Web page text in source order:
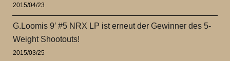
2015/04/23
G.Loomis 9′ #5 NRX LP ist erneut der Gewinner des 5-
Weight Shootouts!
2015/03/25